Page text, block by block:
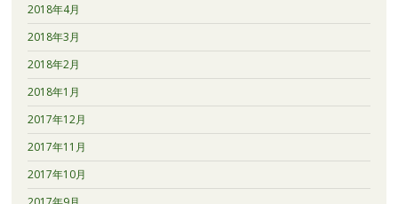
2018年4月
2018年3月
2018年2月
2018年1月
2017年12月
2017年11月
2017年10月